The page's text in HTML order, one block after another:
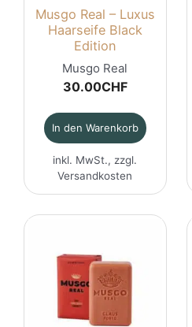
Musgo Real – Luxus
Haarseife Black
Edition
Musgo Real
30.00CHF
In den Warenkorb
inkl. MwSt., zzgl.
Versandkosten